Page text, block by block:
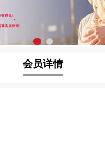
会员详情